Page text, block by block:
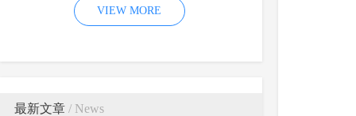
VIEW MORE
最新文章 / News